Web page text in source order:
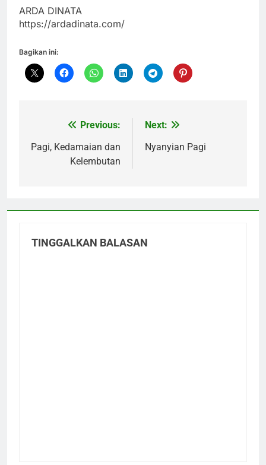
ARDA DINATA
https://ardadinata.com/
Bagikan ini:
Navigasi
pos
Previous:
Pagi, Kedamaian dan
Kelembutan
Next:
Nyanyian Pagi
TINGGALKAN BALASAN